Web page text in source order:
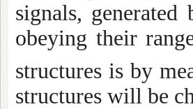
signals,
obeying their
structures is by
structures will be